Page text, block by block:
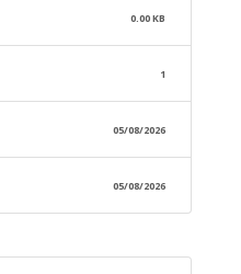
0.00 KB
1
05/08/2026
05/08/2026